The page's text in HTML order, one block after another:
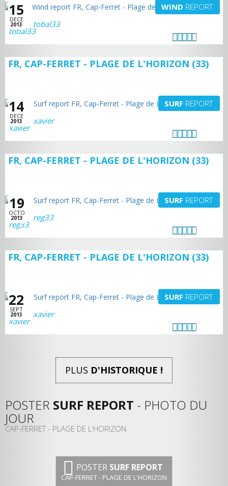
15
DECE
2013
WIND REPORT
tobal33
FR, CAP-FERRET - PLAGE DE L'HORIZON (33)
14
DECE
2013
SURF REPORT
xavier
FR, CAP-FERRET - PLAGE DE L'HORIZON (33)
19
OCTO
2013
SURF REPORT
reg33
FR, CAP-FERRET - PLAGE DE L'HORIZON (33)
22
SEPT
2013
SURF REPORT
xavier
PLUS D'HISTORIQUE !
POSTER SURF REPORT - PHOTO DU
JOUR
CAP-FERRET - PLAGE DE L'HORIZON
POSTER SURF REPORT
CAP-FERRET - PLAGE DE L'HORIZON